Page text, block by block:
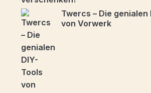
Twercs – Die genialen
von Vorwerk